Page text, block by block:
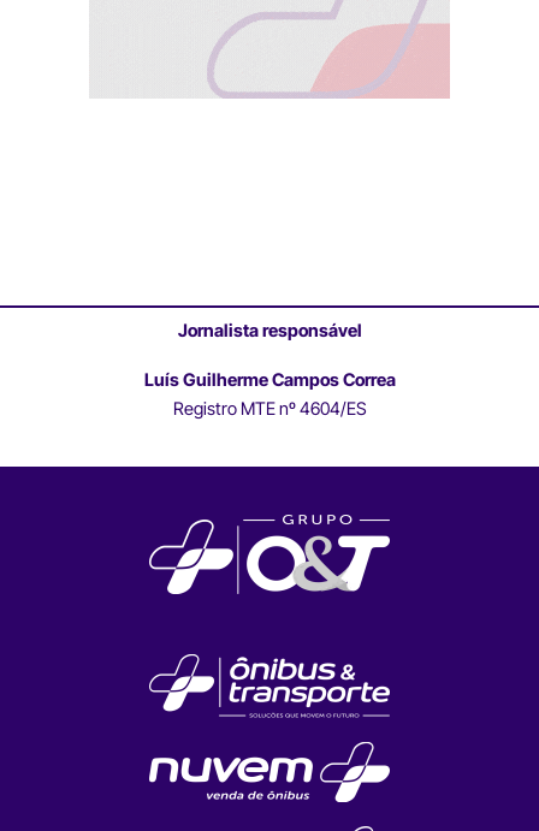
Jornalista responsável
Luís Guilherme Campos Correa
Registro MTE nº 4604/ES